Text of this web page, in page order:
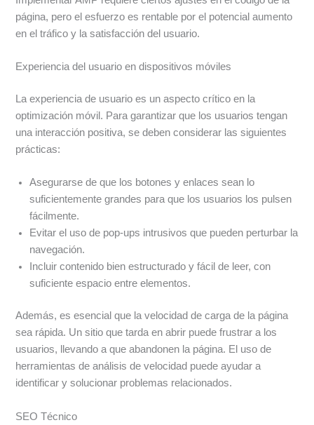
página, pero el esfuerzo es rentable por el potencial aumento
en el tráfico y la satisfacción del usuario.
Experiencia del usuario en dispositivos móviles
La experiencia de usuario es un aspecto crítico en la
optimización móvil. Para garantizar que los usuarios tengan
una interacción positiva, se deben considerar las siguientes
prácticas:
Asegurarse de que los botones y enlaces sean lo
suficientemente grandes para que los usuarios los pulsen
fácilmente.
Evitar el uso de pop-ups intrusivos que pueden perturbar la
navegación.
Incluir contenido bien estructurado y fácil de leer, con
suficiente espacio entre elementos.
Además, es esencial que la velocidad de carga de la página
sea rápida. Un sitio que tarda en abrir puede frustrar a los
usuarios, llevando a que abandonen la página. El uso de
herramientas de análisis de velocidad puede ayudar a
identificar y solucionar problemas relacionados.
SEO Técnico